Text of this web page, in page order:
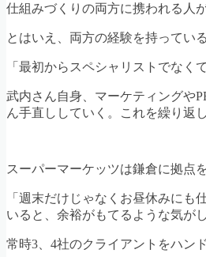
仕組みづくりの両方に携われる人
とはいえ、両方の経験を持ってい
「最初からスペシャリストでなく
武内さん自身、マーケティングや
ん手直ししていく。これを繰り返
スーパーマーケッツは鎌倉に拠点
「週末だけじゃなくお昼休みに
いると、余裕がもてるような気がし
常時3、4社のクライアントをハン